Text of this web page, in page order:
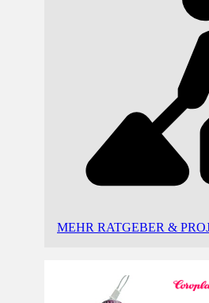
MEHR RATGEBER &